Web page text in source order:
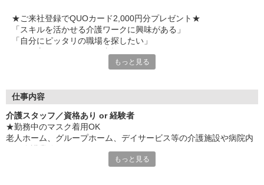
★ご来社登録でQUOカード2,000円分プレゼント★
「スキルを活かせる介護ワークに興味がある」
「自分にピッタリの職場を探したい」
■すぐに働けるところを探している
などあなたにピッタリの職場をご紹介します◎
時間・曜日・開始日の相談OK。
気軽に希望の条件などを聞かせてくださいね！
もっと見る
仕事内容
介護スタッフ／資格あり or 経験者
★勤務中のマスク着用OK
老人ホーム、グループホーム、デイサービス等の介護施設や病院内
もっと見る